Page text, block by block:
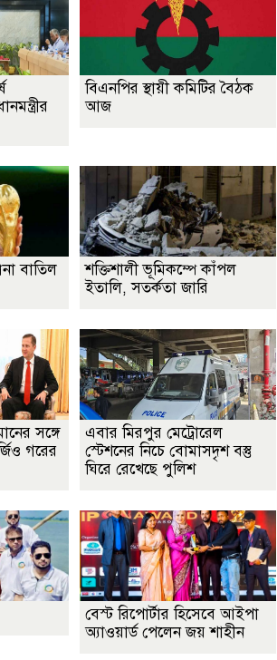
বিএনপির স্থায়ী কমিটির বৈঠক
আজ
বাতিল
শক্তিশালী ভূমিকম্পে কাঁপল
ইতালি, সতর্কতা জারি
সঙ্গে
গরের
এবার মিরপুর মেট্রোরেল
স্টেশনের নিচে বোমাসদৃশ বস্তু
ঘিরে রেখেছে পুলিশ
বেস্ট রিপোর্টার হিসেবে আইপা
অ্যাওয়ার্ড পেলেন জয় শাহীন